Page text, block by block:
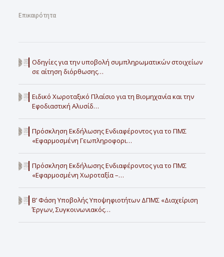
Επικαιρότητα
Οδηγίες για την υποβολή συμπληρωματικών στοιχείων
σε αίτηση διόρθωσης…
Ειδικό Χωροταξικό Πλαίσιο για τη Βιομηχανία και την
Εφοδιαστική Αλυσίδ…
Πρόσκληση Εκδήλωσης Ενδιαφέροντος για το ΠΜΣ
«Εφαρμοσμένη Γεωπληροφορι…
Πρόσκληση Εκδήλωσης Ενδιαφέροντος για το ΠΜΣ
«Εφαρμοσμένη Χωροταξία –…
Β’ Φάση Υποβολής Υποψηφιοτήτων ΔΠΜΣ «Διαχείριση
Έργων, Συγκοινωνιακός…